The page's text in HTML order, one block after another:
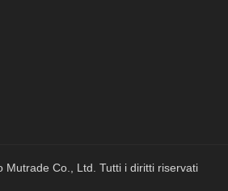
Mutrade Co., Ltd. Tutti i diritti riservati